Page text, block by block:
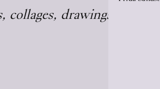
drawings, and